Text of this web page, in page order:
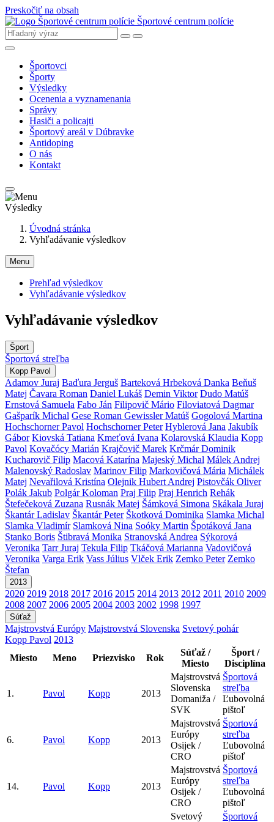
Preskočiť na obsah
Športové centrum polície
Športovci
Športy
Výsledky
Ocenenia a vyznamenania
Správy
Hasiči a policajti
Športový areál v Dúbravke
Antidoping
O nás
Kontakt
Výsledky
Úvodná stránka
Vyhľadávanie výsledkov
Menu
Prehľad výsledkov
Vyhľadávanie výsledkov
Vyhľadávanie výsledkov
Šport
Športová streľba
Kopp Pavol
Adamov Juraj Baďura Jerguš Barteková Hrbeková Danka Beňuš
Matej Čavara Roman Daniel Lukáš Demin Viktor Dudo Matúš
Ernstová Samuela Fabo Ján Filipovič Mário Filoviatová Dagmar
Gašparík Michal Gese Roman Gewissler Matúš Gogolová Martina
Hochschorner Pavol Hochschorner Peter Hyblerová Jana Jakubík
Gábor Kiovská Tatiana Kmeťová Ivana Kolarovská Klaudia Kopp
Pavol Kovačócy Marián Krajčovič Marek Krčmár Dominik
Kucharovič Filip Macová Katarína Majeský Michal Málek Andrej
Malenovský Radoslav Marinov Filip Markovičová Mária Michálek
Matej Nevařilová Kristína Olejnik Hubert Andrej Pistovčák Oliver
Polák Jakub Polgár Koloman Praj Filip Praj Henrich Rehák
Štefečeková Zuzana Rusnák Matej Šámková Simona Skákala Juraj
Škantár Ladislav Škantár Peter Škotková Dominika Slamka Michal
Slamka Vladimír Slamková Nina Soóky Martin Špotáková Jana
Stanko Boris Štibravá Monika Stranovská Andrea Sýkorová
Veronika Tarr Juraj Tekula Filip Tkáčová Marianna Vadovičová
Veronika Varga Erik Vass Július Vlček Erik Zemko Peter Zemko
Štefan
2013
2020 2019 2018 2017 2016 2015 2014 2013 2012 2011 2010 2009
2008 2007 2006 2005 2004 2003 2002 1998 1997
Súťaž
Majstrovstvá Európy Majstrovstvá Slovenska Svetový pohár
Kopp Pavol 2013
Miesto
Meno Priezvisko Rok
Súťaž /
Miesto
Šport /
Disciplína
1. Pavol Kopp 2013
Majstrovstvá
Slovenska
Domaniža /
SVK
Športová
streľba
Ľubovolná
pištoľ
6. Pavol Kopp 2013
Majstrovstvá
Európy
Osijek /
CRO
Športová
streľba
Ľubovolná
pištoľ
14. Pavol Kopp 2013
Majstrovstvá
Európy
Osijek /
CRO
Športová
streľba
Ľubovolná
pištoľ
Svetový
Športová